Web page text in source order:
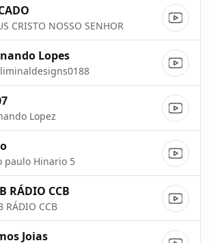
CRISTO NOSSO SENHOR
Lopes
Lopez
paulo Hinario 5
RÁDIO CCB
RÁDIO CCB
Joias